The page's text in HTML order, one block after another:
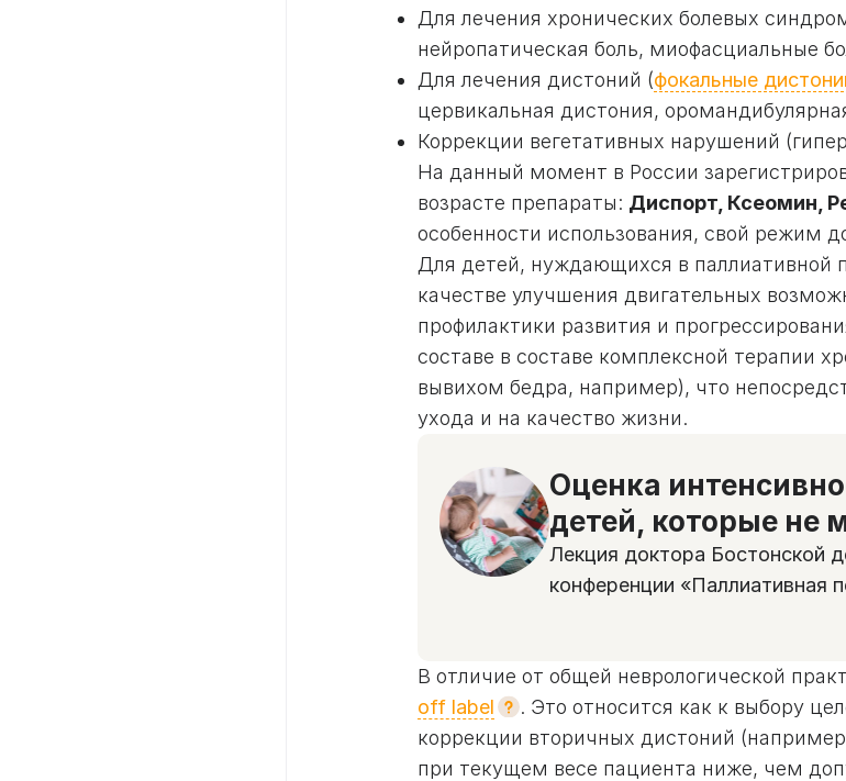
Для лечения хронических болевых
нейропатическая боль, миофасциальные
Для лечения дистоний (фокальные
цервикальная дистония,
Коррекции вегетативных нарушений
На данный момент в России
возрасте препараты: Диспорт, Ксеомин,
особенности использования, свой режим
Для детей, нуждающихся в паллиативной
качестве улучшения двигательных
профилактики развития и
составе в составе комплексной терапии
вывихом бедра, например), что
ухода и на качество жизни.
Оценка
детей, которые не
Лекция доктора Бостонской
конференции «Паллиативная
В отличие от общей неврологической
off label
. Это относится как к выбору
коррекции вторичных дистоний
при текущем весе пациента ниже, чем